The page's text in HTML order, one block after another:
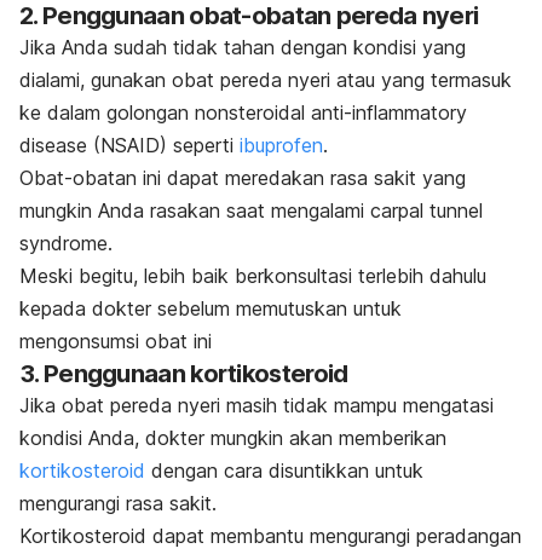
2. Penggunaan obat-obatan pereda nyeri
Jika Anda sudah tidak tahan dengan kondisi yang
dialami, gunakan obat pereda nyeri atau yang termasuk
ke dalam golongan nonsteroidal anti-inflammatory
disease (NSAID) seperti ibuprofen.
Obat-obatan ini dapat meredakan rasa sakit yang
mungkin Anda rasakan saat mengalami carpal tunnel
syndrome.
Meski begitu, lebih baik berkonsultasi terlebih dahulu
kepada dokter sebelum memutuskan untuk
mengonsumsi obat ini
3. Penggunaan kortikosteroid
Jika obat pereda nyeri masih tidak mampu mengatasi
kondisi Anda, dokter mungkin akan memberikan
kortikosteroid dengan cara disuntikkan untuk
mengurangi rasa sakit.
Kortikosteroid dapat membantu mengurangi peradangan